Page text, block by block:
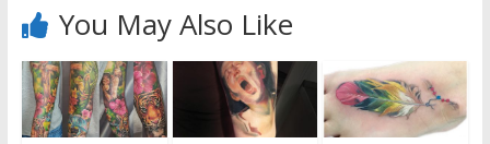
You May Also Like